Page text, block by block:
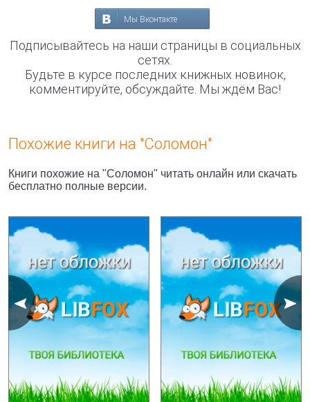
Мы Вконтакте
Подписывайтесь на наши страницы в социальных
сетях.
Будьте в курсе последних книжных новинок,
комментируйте, обсуждайте. Мы ждём Вас!
Похожие книги на "Соломон"
Книги похожие на "Соломон" читать онлайн или скачать
бесплатно полные версии.